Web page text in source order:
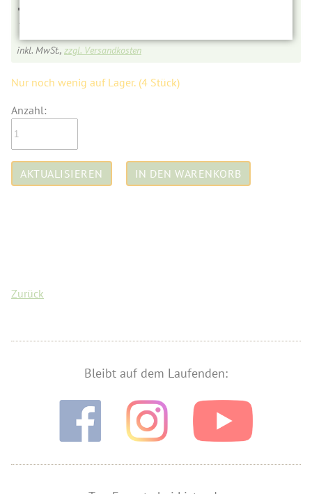
79,00
inkl. MwSt., zzgl. Versandkosten
Nur noch wenig auf Lager. (4 Stück)
Anzahl:
Zurück
Bleibt auf dem Laufenden: